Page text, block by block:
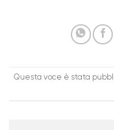
Questa voce è stata